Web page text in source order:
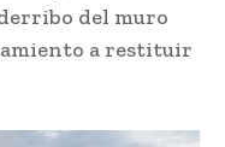
del muro
a restituir